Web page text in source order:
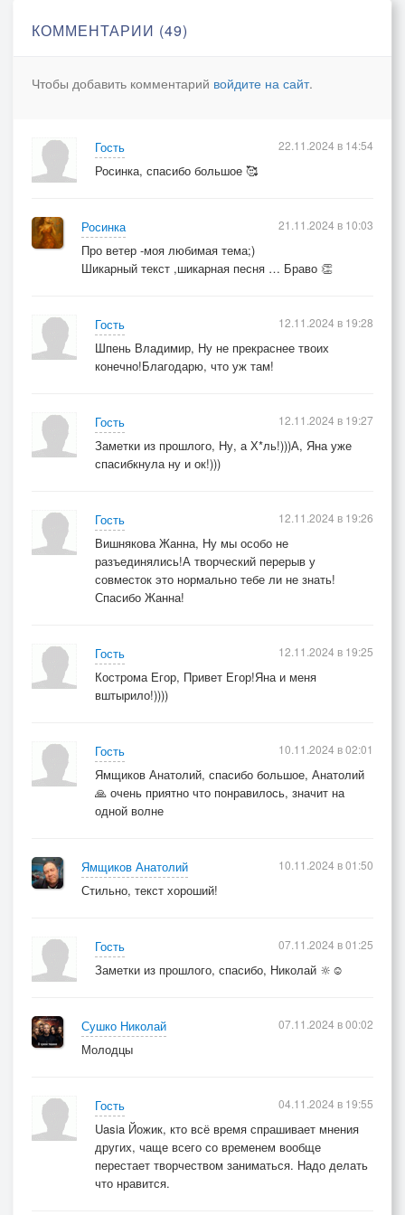
КОММЕНТАРИИ (49)
Чтобы добавить комментарий войдите на сайт.
Гость
Росинка, спасибо большое 🥰
22.11.2024 в 14:54
Росинка
Про ветер -моя любимая тема;)
Шикарный текст ,шикарная песня … Браво 👏
21.11.2024 в 10:03
Гость
Шпень Владимир, Ну не прекраснее твоих
конечно!Благодарю, что уж там!
12.11.2024 в 19:28
Гость
Заметки из прошлого, Ну, а Х*ль!)))А, Яна уже
спасибкнула ну и ок!)))
12.11.2024 в 19:27
Гость
Вишнякова Жанна, Ну мы особо не
разъединялись!А творческий перерыв у
совместок это нормально тебе ли не знать!
Спасибо Жанна!
12.11.2024 в 19:26
Гость
Кострома Егор, Привет Егор!Яна и меня
вштырило!))))
12.11.2024 в 19:25
Гость
Ямщиков Анатолий, спасибо большое, Анатолий
🙏 очень приятно что понравилось, значит на
одной волне
10.11.2024 в 02:01
Ямщиков Анатолий
Стильно, текст хороший!
10.11.2024 в 01:50
Гость
Заметки из прошлого, спасибо, Николай 🔆☺️
07.11.2024 в 01:25
Сушко Николай
Молодцы
07.11.2024 в 00:02
Гость
Uasia Йожик, кто всё время спрашивает мнения
других, чаще всего со временем вообще
перестает творчеством заниматься. Надо делать
что нравится.
04.11.2024 в 19:55